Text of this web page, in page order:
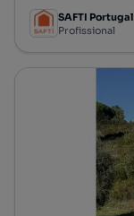
SAFTI Portugal
Profissional